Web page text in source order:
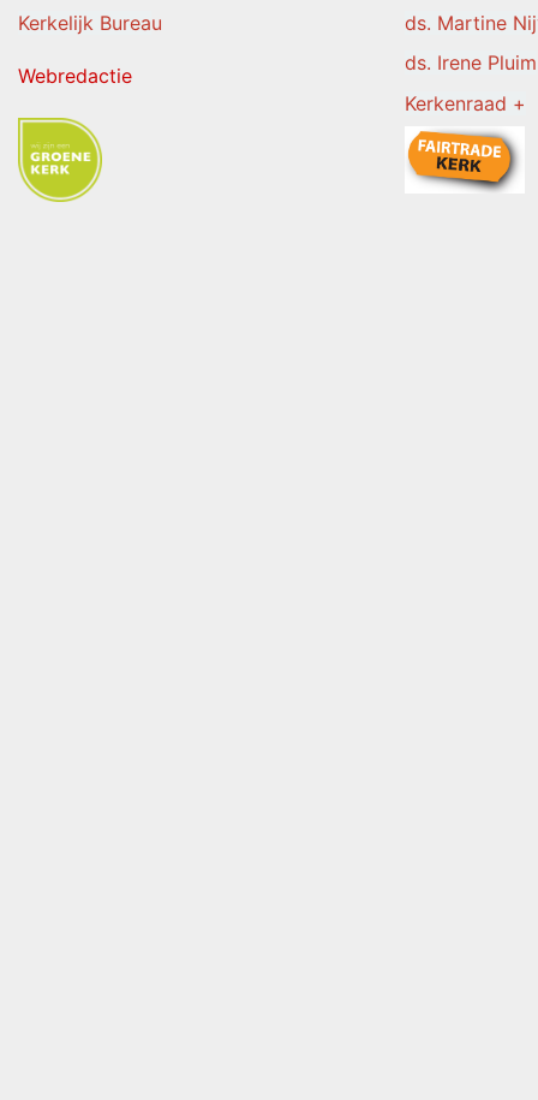
Kerkelijk Bureau ds. Martine
Webredactie
ds. Irene Pluim
Kerkenraad +